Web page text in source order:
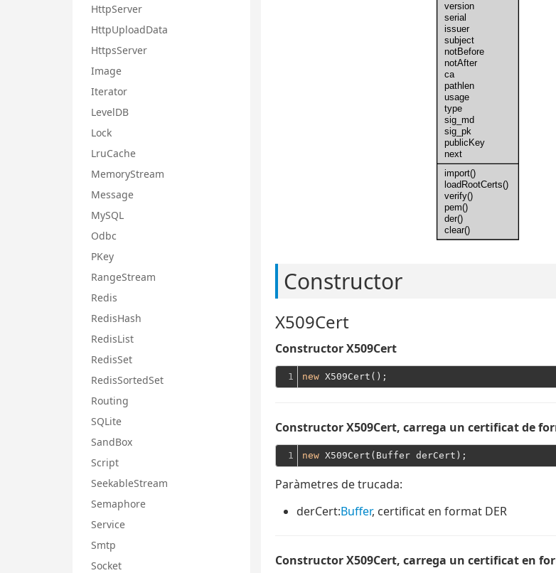
HttpServer
HttpUploadData
HttpsServer
Image
Iterator
LevelDB
Lock
LruCache
MemoryStream
Message
MySQL
Odbc
PKey
RangeStream
Redis
RedisHash
RedisList
RedisSet
RedisSortedSet
Routing
SQLite
SandBox
Script
SeekableStream
Semaphore
Service
Smtp
Socket
version
serial
issuer
subject
notBefore
notAfter
ca
pathlen
usage
type
sig_md
sig_pk
publicKey
next
import()
loadRootCerts()
verify()
pem()
der()
clear()
Constructor
X509Cert
Constructor X509Cert
1 new
Constructor X509Cert, carrega un certificat de
1 new
Paràmetres de trucada:
derCert:Buffer, certificat en format DER
Constructor X509Cert, carrega un certificat en